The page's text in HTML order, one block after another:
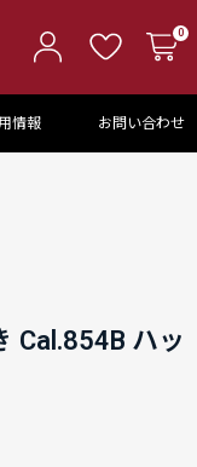
0
情報 お問い合わせ
Cal.854B ハッ